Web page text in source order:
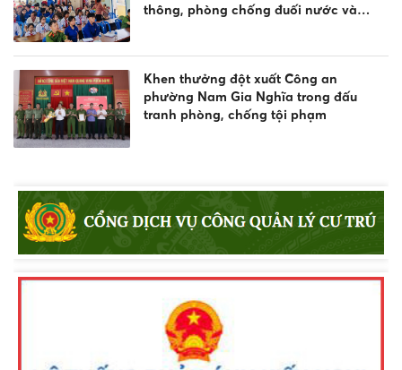
thông, phòng chống đuối nước và
Khen thưởng đột xuất Công an
phường Nam Gia Nghĩa trong đấu
tranh phòng, chống tội phạm
nước
tỉnh Lâm Đồng thi đua thực hiện “Kỷ
luật nhất - Trung thành nhất - Gần dân
nhất”